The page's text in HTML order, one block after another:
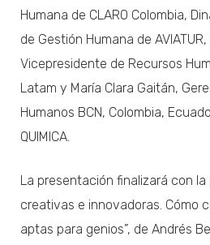
Humana de CLARO Colombia,
de Gestión Humana de
Vicepresidente de Recursos
Latam y María Clara Gaitán,
Humanos BCN, Colombia,
QUIMICA.
La presentación finalizará con la
creativas e innovadoras. Cómo
aptas para genios”, de Andrés